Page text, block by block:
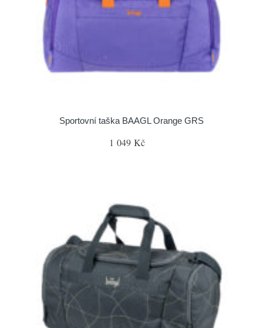
Sportovní taška BAAGL Orange GRS
1 049 Kč